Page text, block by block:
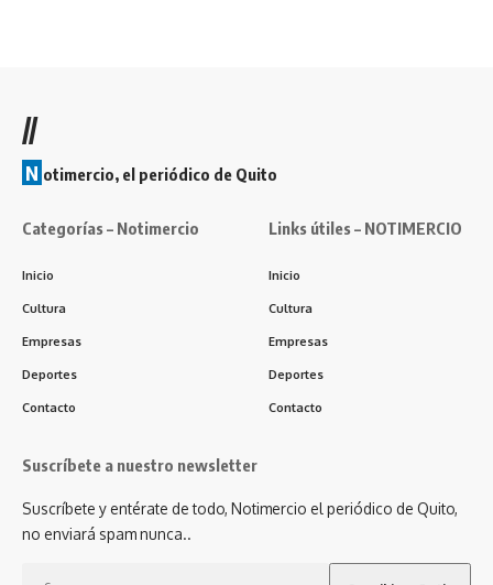
//
N otimercio, el periódico de Quito
Categorías – Notimercio
Inicio
Cultura
Empresas
Deportes
Contacto
Links útiles – NOTIMERCIO
Inicio
Cultura
Empresas
Deportes
Contacto
Suscríbete a nuestro newsletter
Suscríbete y entérate de todo, Notimercio el periódico de Quito,
no enviará spam nunca..